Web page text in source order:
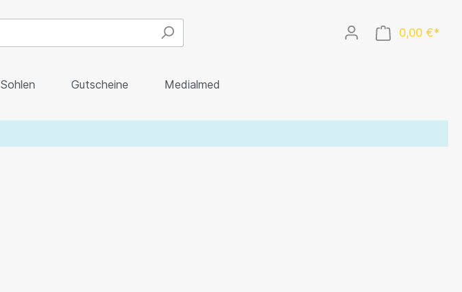
0,00 €*
Sohlen Gutscheine Medialmed